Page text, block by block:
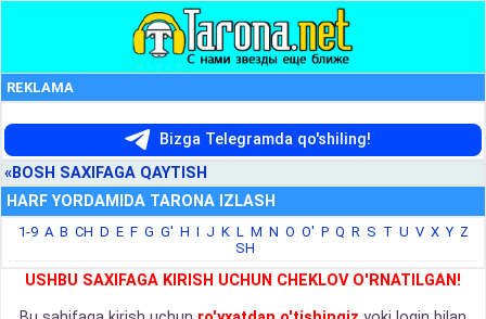
REKLAMA
Bizga Telegramda qo'shiling!
«BOSH SAXIFAGA QAYTISH
HARF YORDAMIDA TARONA IZLASH
1-9 A B CH D E F G G' H I J K L M N O O' P Q R S T U V X Y Z
SH
USHBU SAXIFAGA KIRISH UCHUN CHEKLOV O'RNATILGAN!